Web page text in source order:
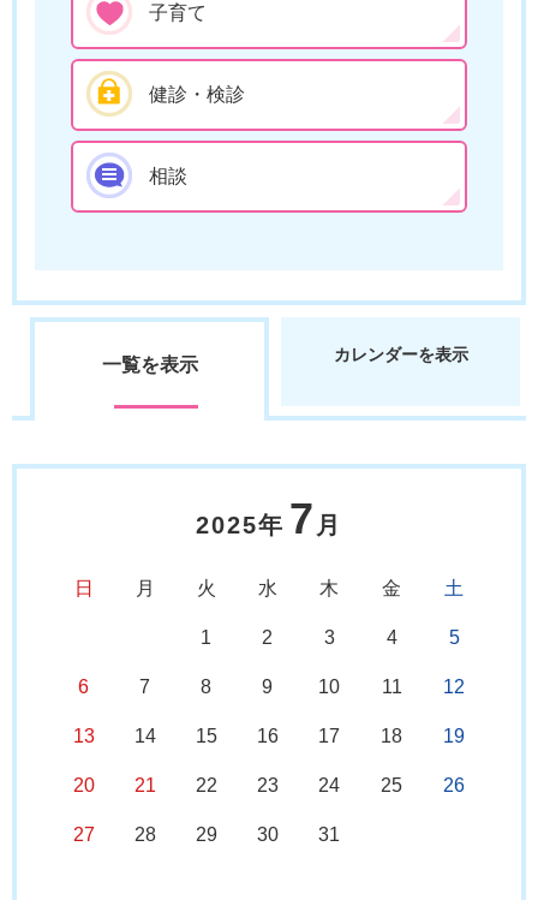
子育て
健診・検診
相談
一覧を表示 カレンダーを表示
2025年 7 月
日 月 火 水 木 金 土
1 2 3 4 5
6 7 8 9 10 11 12
13 14 15 16 17 18 19
20 21 22 23 24 25 26
27 28 29 30 31